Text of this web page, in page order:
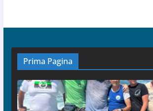
Prima Pagina